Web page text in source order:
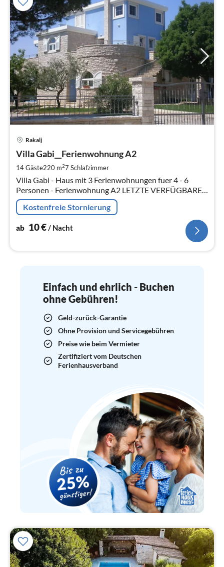
Rakalj
Villa Gabi__Ferienwohnung A2
14 Gäste220 m27 Schlafzimmer
Villa Gabi - Haus mit 3 Ferienwohnungen fuer 4 - 6
Personen - Ferienwohnung A2 LETZTE VERFÜGBARE
TERMINE - RABATTE BIS ZU 15%
Kostenfreie Stornierung
ab 10€/ Nacht
Einfach und ehrlich - Buchen
ohne Gebühren!
Geld-zurück-Garantie
Ohne Provision und Servicegebühren
Preise wie beim Vermieter
Zertifiziert vom Deutschen
Ferienhausverband